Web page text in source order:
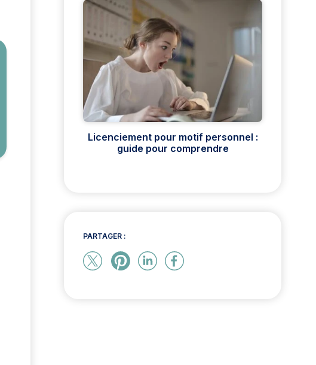
Licenciement pour motif personnel :
guide pour comprendre
PARTAGER :